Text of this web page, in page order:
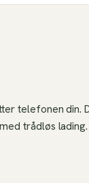
telefonen din.
trådløs lading.